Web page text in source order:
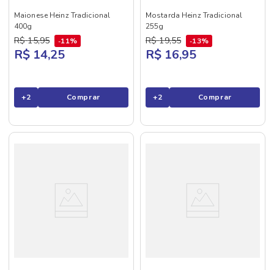
Maionese Heinz Tradicional
400g
R$ 15,95 11%
R$ 14,25
+2 Comprar
Mostarda Heinz Tradicional
255g
R$ 19,55 13%
R$ 16,95
+2 Comprar